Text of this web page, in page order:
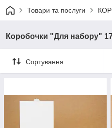
Товари та послуги
Коробочки "Для набору"
Сортування